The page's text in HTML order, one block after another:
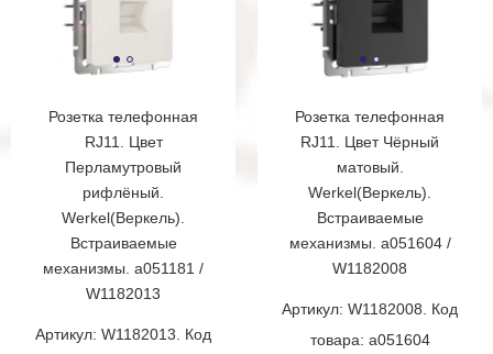
Розетка телефонная
RJ11. Цвет
Перламутровый
рифлёный.
Werkel(Веркель).
Встраиваемые
механизмы. a051181 /
W1182013
Артикул: W1182013. Код
Розетка телефонная
RJ11. Цвет Чёрный
матовый.
Werkel(Веркель).
Встраиваемые
механизмы. a051604 /
W1182008
Артикул: W1182008. Код
товара: a051604